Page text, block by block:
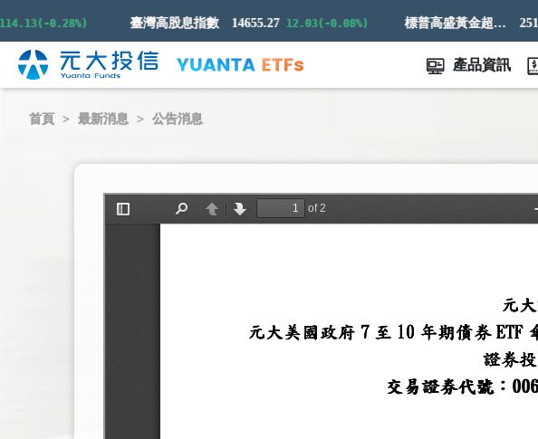
0.28%) 臺灣高股息指數 14655.27 12.03(-0.08%) 標普高盛黃金超額回報指數 251.58
產品資訊
首頁 最新消息 公告消息